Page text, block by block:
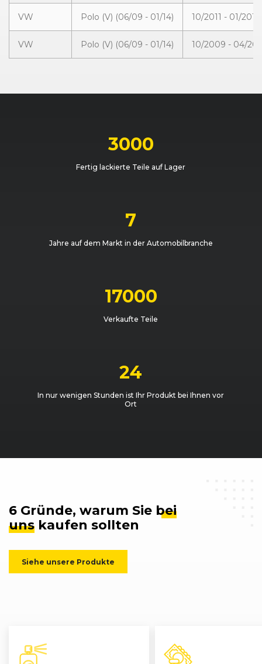
VW Polo (V) (06/09 - 01/14) 10/2011 - 01/2014
VW Polo (V) (06/09 - 01/14) 10/2009 - 04/
3000
Fertig lackierte Teile auf Lager
7
Jahre auf dem Markt in der Automobilbranche
17000
Verkaufte Teile
24
In nur wenigen Stunden ist Ihr Produkt bei Ihnen vor
Ort
6 Gründe, warum Sie bei
uns kaufen sollten
Siehe unsere Produkte